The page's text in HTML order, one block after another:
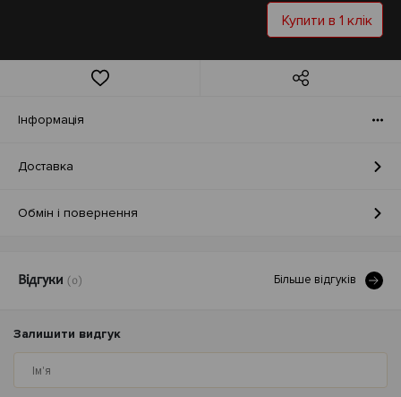
Купити в 1 клік
Iнформація
Доставка
Обмін і повернення
Відгуки (0) Бiльше вiдгукiв
Залишити видгук